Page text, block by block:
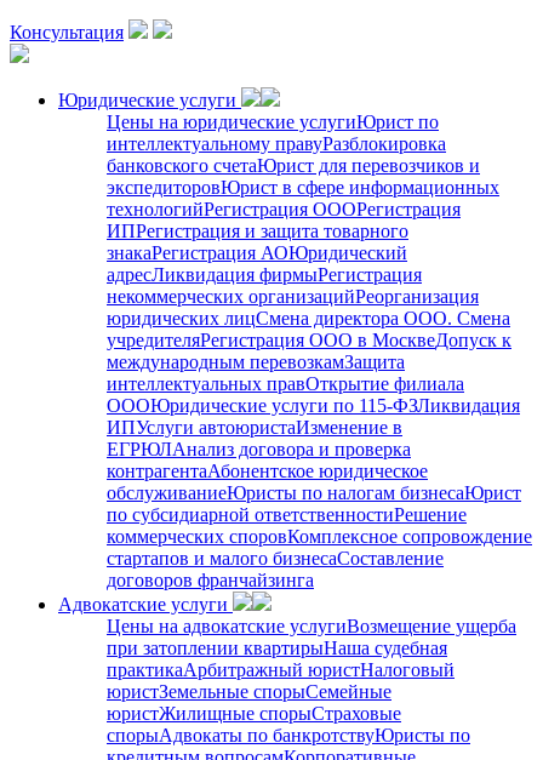
Консультация
Юридические услуги
Цены на юридические услугиЮрист по
интеллектуальному правуРазблокировка
банковского счетаЮрист для перевозчиков и
экспедиторовЮрист в сфере информационных
технологийРегистрация ОООРегистрация
ИПРегистрация и защита товарного
знакаРегистрация АОЮридический
адресЛиквидация фирмыРегистрация
некоммерческих организацийРеорганизация
юридических лицСмена директора ООО. Смена
учредителяРегистрация ООО в МосквеДопуск к
международным перевозкамЗащита
интеллектуальных правОткрытие филиала
ОООЮридические услуги по 115-ФЗЛиквидация
ИПУслуги автоюристаИзменение в
ЕГРЮЛАнализ договора и проверка
контрагентаАбонентское юридическое
обслуживаниеЮристы по налогам бизнесаЮрист
по субсидиарной ответственностиРешение
коммерческих споровКомплексное сопровождение
стартапов и малого бизнесаСоставление
договоров франчайзинга
Адвокатские услуги
Цены на адвокатские услугиВозмещение ущерба
при затоплении квартирыНаша судебная
практикаАрбитражный юристНалоговый
юристЗемельные спорыСемейные
юристЖилищные спорыСтраховые
спорыАдвокаты по банкротствуЮристы по